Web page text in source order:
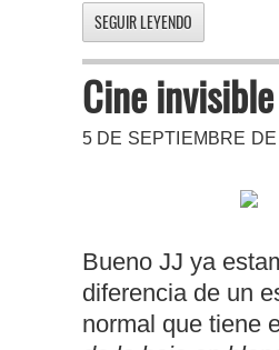
SEGUIR LEYENDO
Cine invisible
5 DE SEPTIEMBRE
Bueno JJ ya
diferencia de un
normal que tiene